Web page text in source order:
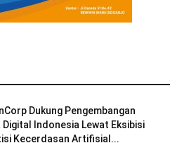
Dukung Pengembangan
Indonesia Lewat Eksibisi
Kecerdasan Artifisial...